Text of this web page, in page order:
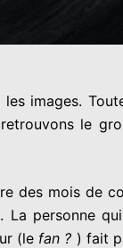
images.
le
des mois de
personne
(le fan ? ) fait